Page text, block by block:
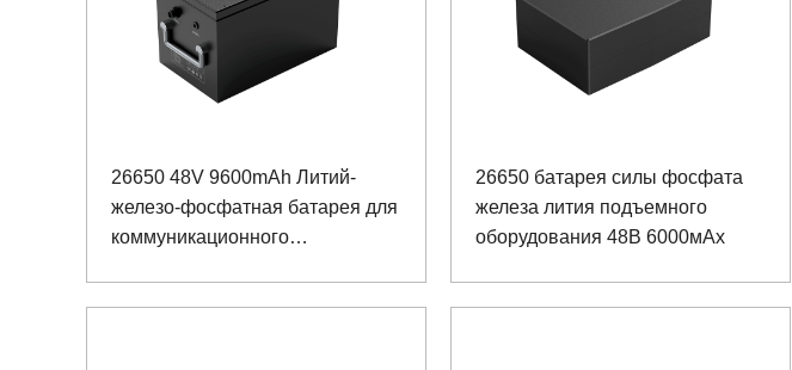
26650 48V 9600mAh Литий-
железо-фосфатная батарея для
коммуникационного
26650 батарея силы фосфата
железа лития подъемного
оборудования 48В 6000мАх